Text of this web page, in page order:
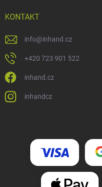
KONTAKT
info@inhand.cz
+420 723 901 522
inhand.cz
inhandcz